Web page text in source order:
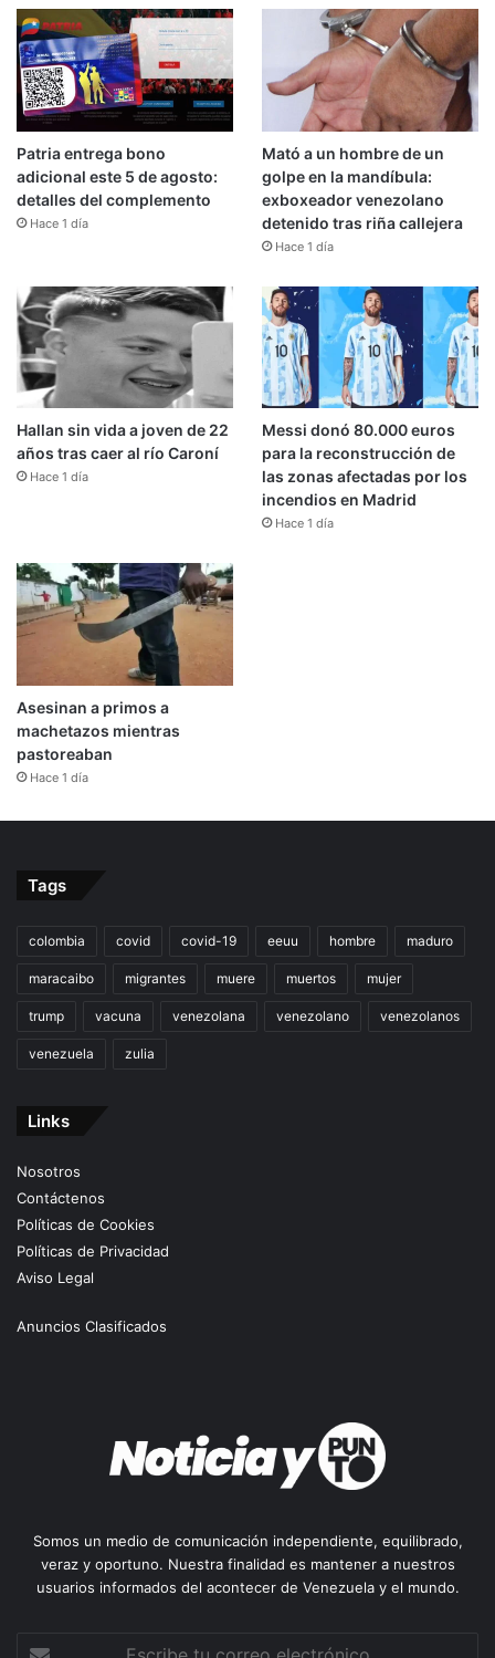
Patria entrega bono
adicional este 5 de agosto:
detalles del complemento
Hace 1 día
Mató a un hombre de un
golpe en la mandíbula:
exboxeador venezolano
detenido tras riña callejera
Hace 1 día
Hallan sin vida a joven de 22
años tras caer al río Caroní
Hace 1 día
Messi donó 80.000 euros
para la reconstrucción de
las zonas afectadas por los
incendios en Madrid
Hace 1 día
Asesinan a primos a
machetazos mientras
pastoreaban
Hace 1 día
Tags
colombia covid covid-19 eeuu hombre maduro
maracaibo migrantes muere muertos mujer
trump vacuna venezolana venezolano venezolanos
venezuela zulia
Links
Nosotros
Contáctenos
Políticas de Cookies
Políticas de Privacidad
Aviso Legal
Anuncios Clasificados
Somos un medio de comunicación independiente, equilibrado,
veraz y oportuno. Nuestra finalidad es mantener a nuestros
usuarios informados del acontecer de Venezuela y el mundo.